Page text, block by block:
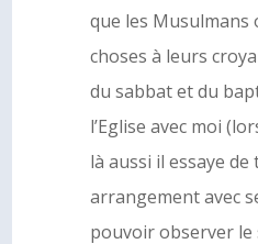
que les Musulmans
choses à leurs
du sabbat et du
l’Eglise avec moi
là aussi il essaye
arrangement avec
pouvoir observer le